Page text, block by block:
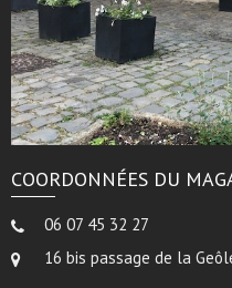
COORDONNÉES DU
06 07 45 32 27
16 bis passage de la